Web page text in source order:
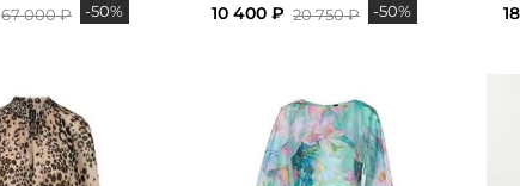
67 000 ₽ -50%
10 400 ₽ 20 750 ₽ -50%